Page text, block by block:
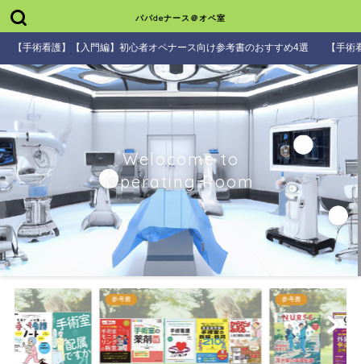
パパdeナース＠オペ室
【手術看護】【入門編】初心者オペナース向け参考書のおすすめ4選 【手
Welocome to
Operating Room
参考書 参考書